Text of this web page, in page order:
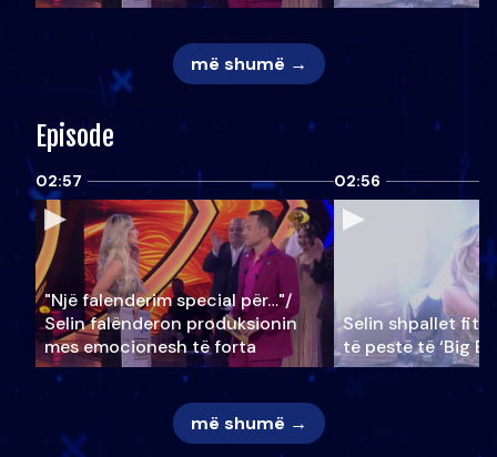
më shumë →
Episode
02:57
"Një falenderim special për…"/
Selin falënderon produksionin
mes emocionesh të forta
02:56
Selin shpallet
të pestë të ‘Big
më shumë →